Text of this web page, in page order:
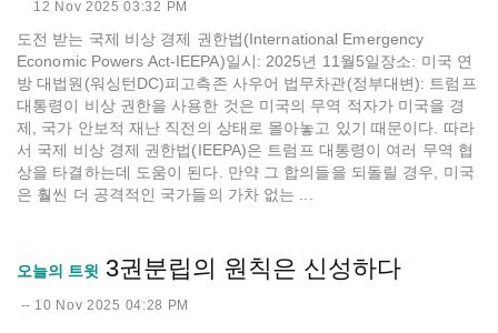
12 Nov 2025 03:32 PM
도전 받는 국제 비상 경제 권한법(International Emergency
Economic Powers Act-IEEPA)일시: 2025년 11월5일장소: 미국 연
방 대법원(워싱턴DC)피고측존 사우어 법무차관(정부대변): 트럼프
대통령이 비상 권한을 사용한 것은 미국의 무역 적자가 미국을 경
제, 국가 안보적 재난 직전의 상태로 몰아놓고 있기 때문이다. 따라
서 국제 비상 경제 권한법(IEEPA)은 트럼프 대통령이 여러 무역 협
상을 타결하는데 도움이 된다. 만약 그 합의들을 되돌릴 경우, 미국
은 훨씬 더 공격적인 국가들의 가차 없는 ...
오늘의 트윗 3권분립의 원칙은 신성하다
-- 10 Nov 2025 04:28 PM